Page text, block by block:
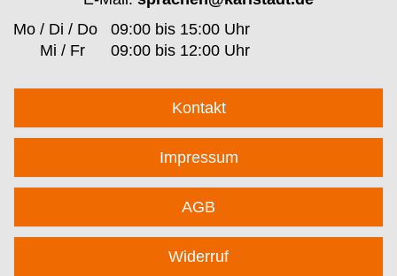
Mo / Di / Do 09:00 bis 15:00 Uhr
Mi / Fr
09:00 bis 12:00 Uhr
Kontakt
Impressum
AGB
Widerruf